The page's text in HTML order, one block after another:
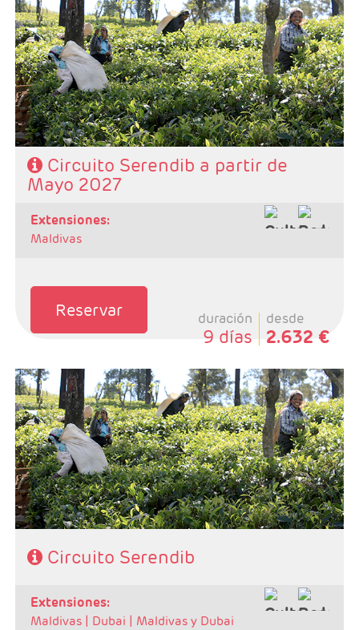
- Salidas: Según calendario
- Ruta:1 noche en Hikkaduwa, 1 noche en
Tissamaharama, 1 noche en Ella, 1 noche en Kandy, 2
noches en Habarana y 1 noche en Colombo,
- Categoría hotelera: Primera Superior.
- Régimen: Pensión completa (7 Desayunos, 6 comidas
y 6 cenas).
SE NECESITA VISADO PARA VIAJAR A SRI LANKA
Circuito Serendib a partir de
Mayo 2027
extensiones:
Maldivas
Reservar duración
9 días
desde
2.632 €
- Salidas: Según calendario
- Ruta:1 noche en Hikkaduwa, 1 noche en P.N Yala o
Tissamaharama, 1 noche en Ella, 1 noche en Kandy, 2
noches en Habarana y 1 noche en Colombo,
- Categoría hotelera: Primera Superior.
- Régimen: Pensión completa (7 Desayunos, 6 comidas
y 6 cenas).
SE NECESITA VISADO PARA VIAJAR A SRI LANKA
Circuito Serendib
extensiones:
Maldivas | Dubai | Maldivas y Dubai